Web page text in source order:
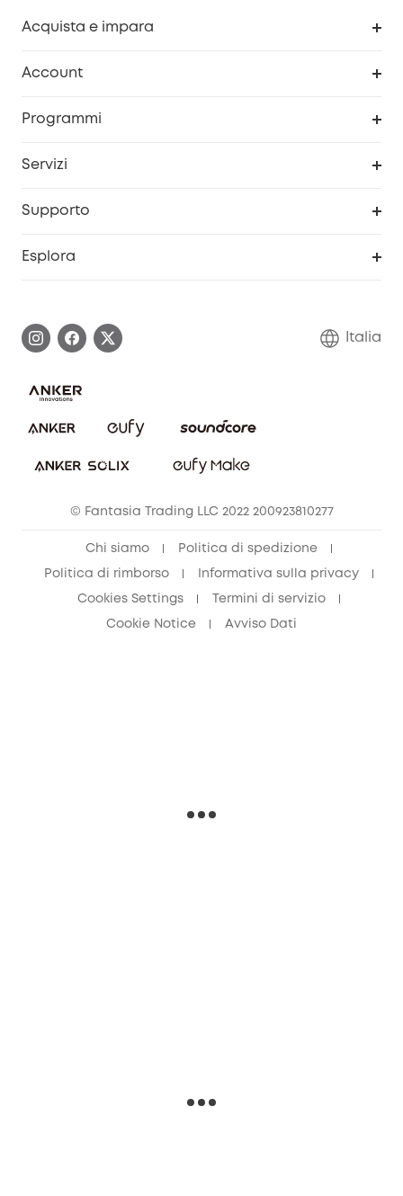
Acquista e impara
Account
Programmi
Servizi
Supporto
Annulla ordine
Esplora
Contattaci
Italia
© Fantasia Trading LLC 2022 200923810277
Chi siamo Politica di spedizione
Politica di rimborso Informativa sulla privacy
Cookies Settings Termini di servizio
Cookie Notice Avviso Dati